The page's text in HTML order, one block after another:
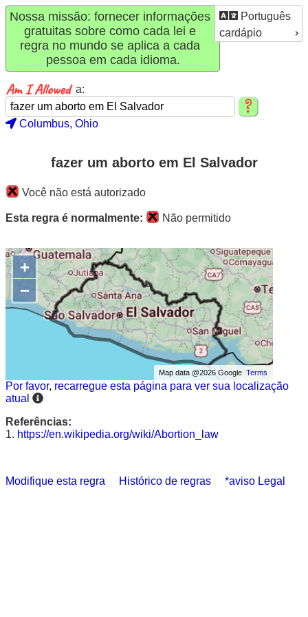
Português
cardápio
Nossa missão: fornecer informações
gratuitas sobre como cada lei e
regra no mundo se aplica a cada
pessoa em cada idioma.
a:
Columbus, Ohio
fazer um aborto em El Salvador
Você não está autorizado
Esta regra é normalmente: Não permitido
+
−
Map data @2026 GoogleTerms
Por favor, recarregue esta página para ver sua localização
atual
Referências:
1. https://en.wikipedia.org/wiki/Abortion_law
Modifique esta regra Histórico de regras *aviso Legal